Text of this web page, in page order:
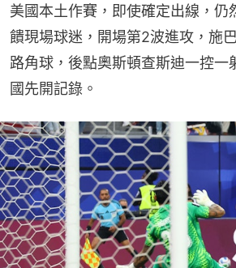
美國本土作賽，即使確定出線，仍
饋現場球迷，開場第2波進攻，施
路角球，後點奧斯頓查斯迪一控一
國先開記錄。